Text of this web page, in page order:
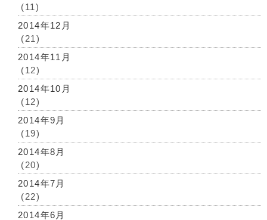
(11)
2014年12月
(21)
2014年11月
(12)
2014年10月
(12)
2014年9月
(19)
2014年8月
(20)
2014年7月
(22)
2014年6月